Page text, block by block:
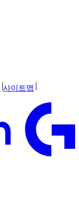
사이트맵